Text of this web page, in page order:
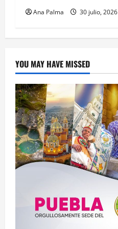
Ana Palma 30 julio, 2026
YOU MAY HAVE MISSED